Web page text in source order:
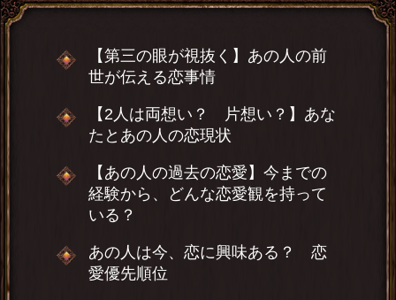
【第三の眼が視抜く】あの人の前
世が伝える恋事情
【2人は両想い？ 片想い？】あな
たとあの人の恋現状
【あの人の過去の恋愛】今までの
経験から、どんな恋愛観を持って
いる？
あの人は今、恋に興味ある？ 恋
愛優先順位